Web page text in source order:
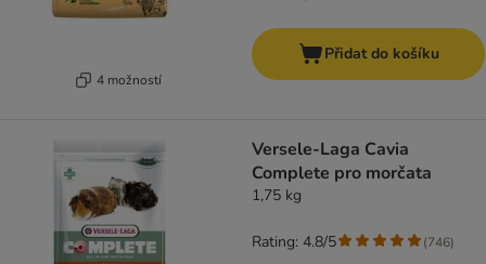
4 možností
Přidat do košíku
Versele-Laga Cavia
Complete pro morčata
1,75 kg
Rating: 4.8/5 (746)